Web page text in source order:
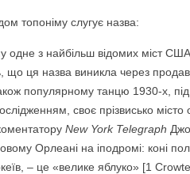
топоніму слугує назва:
одне з найбільш відомих міст США
що ця назва виникла через
популярному танцю 1930-х,
своє прізвисько
New York Telegraph
Орлеані на іподромі: коні
– це «велике яблуко» [1